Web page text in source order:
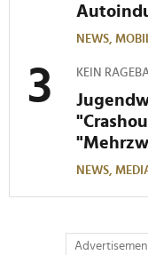
NEWS,
KEIN
NEWS,